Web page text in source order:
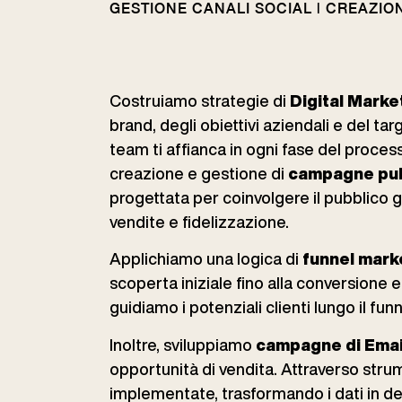
GESTIONE CANALI SOCIAL |
Costruiamo strategie di Digital
brand, degli obiettivi aziendali e del
team ti affianca in ogni fase del
creazione e gestione di campagne
progettata per coinvolgere il pubblico
vendite e fidelizzazione.
Applichiamo una logica di funnel
scoperta iniziale fino alla conversione
guidiamo i potenziali clienti lungo il
Inoltre, sviluppiamo campagne di
opportunità di vendita. Attraverso
implementate, trasformando i dati in